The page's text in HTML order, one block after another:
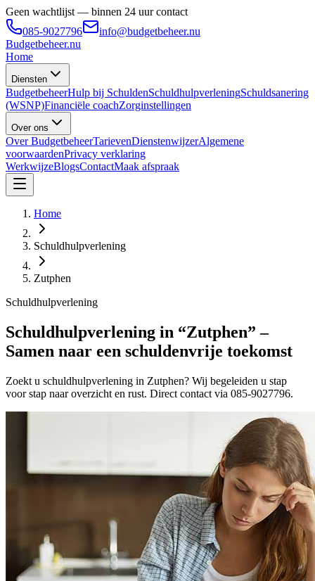
Geen wachtlijst — binnen 24 uur contact
085-9027796
info@budgetbeheer.nu
Budgetbeheer.nu
Home
Diensten
BudgetbeheerHulp bij SchuldenSchuldhulpverleningSchuldsanering
(WSNP)Financiële coachZorginstellingen
Over ons
Over BudgetbeheerTarievenDienstenwijzerAlgemene
voorwaardenPrivacy verklaring
WerkwijzeBlogsContactMaak afspraak
Home
Schuldhulpverlening
Zutphen
Schuldhulpverlening
Schuldhulpverlening in “Zutphen” –
Samen naar een schuldenvrije toekomst
Zoekt u schuldhulpverlening in Zutphen? Wij begeleiden u stap
voor stap naar overzicht en rust. Direct contact via 085-9027796.